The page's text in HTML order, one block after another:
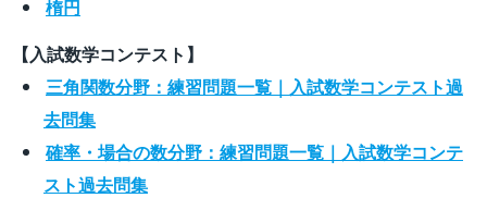
楕円
【入試数学コンテスト】
三角関数分野：練習問題一覧｜入試数学コンテスト過
去問集
確率・場合の数分野：練習問題一覧｜入試数学コンテ
スト過去問集